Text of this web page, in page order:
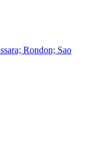
Rondon; Sao